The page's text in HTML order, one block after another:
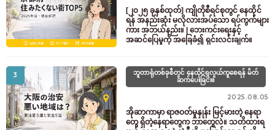
[၂၀၂၅ ခုနှစ်ထုတ်] ကျိုတိုစီရင်စုတွင် နေထိုင်
ရန် အနည်းဆုံး မလိုလားအပ်သော ရပ်ကွက်များ
ကား အဘယ်နည်း။ | ဘေးကင်းရေးနှင့်
အဆင်ပြေမှုကို အခြေခံ၍ ရှင်းလင်းချက်။
3
ဘူတာရုံတစ်ခုစီတွင် နေထိုင်ရလွယ်ကူစေရန် မိတ်
ဆက်ပေးခြင်း။
2025.08.05
အိုဆာကာမှာ ရာဇဝတ်မှုနှုန်း မြင့်မားတဲ့ နေရာ
တွေ ရှိတဲ့နေရာတွေက ဘာတွေလဲ။ သတိထားရ